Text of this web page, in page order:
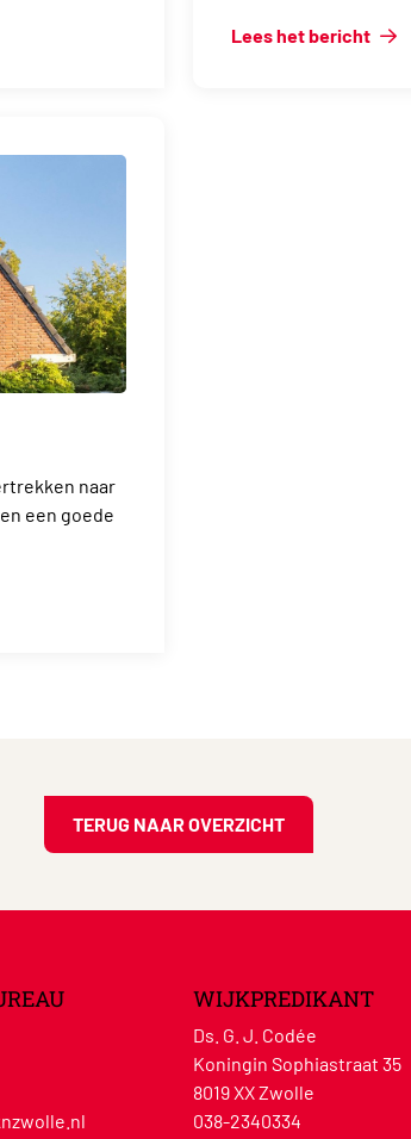
Lees het bericht
naar
een goede
TERUG NAAR OVERZICHT
WIJKPREDIKANT
Ds. G. J. Codée
Koningin Sophiastraat 35
8019 XX Zwolle
038-2340334